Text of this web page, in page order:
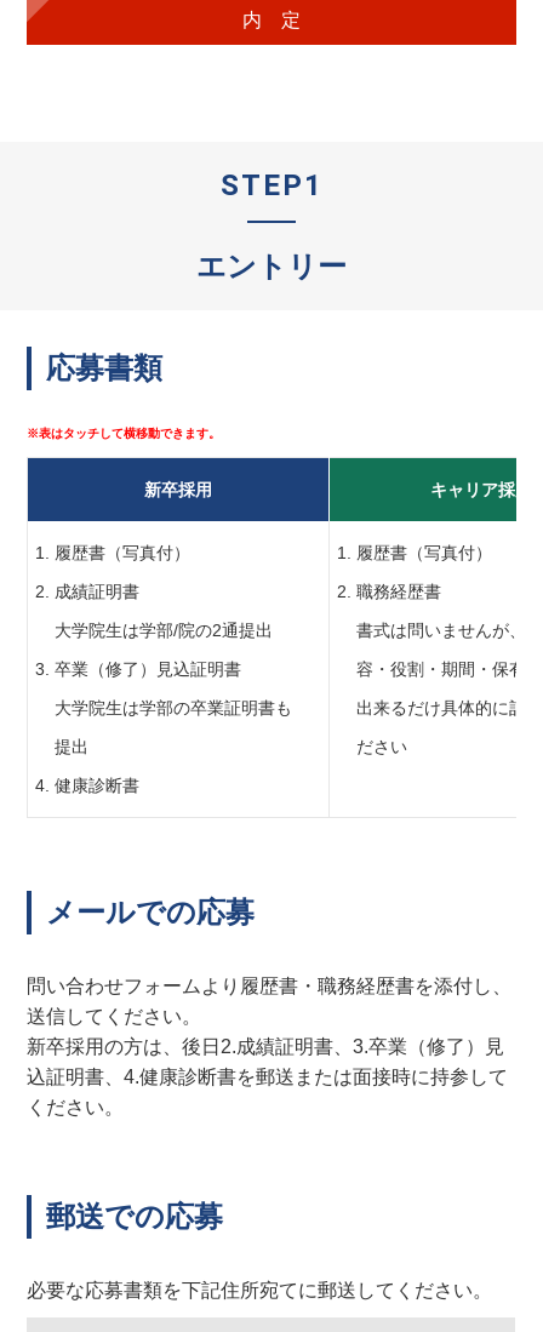
内 定
STEP1
エントリー
応募書類
新卒採用 キャリア採用
履歴書（写真付）
成績証明書
大学院生は学部/院の2通提出
卒業（修了）見込証明書
大学院生は学部の卒業証明書も
提出
健康診断書
履歴書（写真付）
職務経歴書
書式は問いませんが、
容・役割・期間・保有
出来るだけ具体的に記
ださい
メールでの応募
問い合わせフォームより履歴書・職務経歴書を添付し、
送信してください。
新卒採用の方は、後日2.成績証明書、3.卒業（修了）見
込証明書、4.健康診断書を郵送または面接時に持参して
ください。
郵送での応募
必要な応募書類を下記住所宛てに郵送してください。